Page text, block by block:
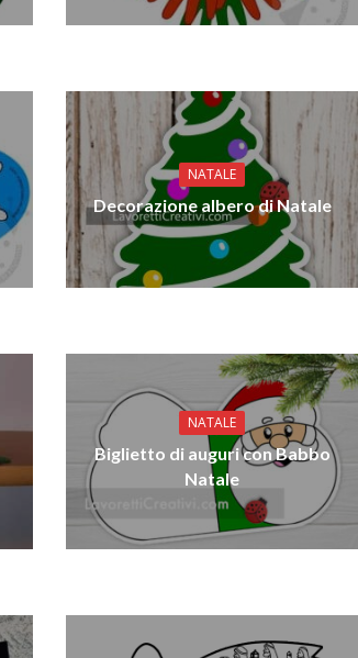
NATALE
Decorazione albero di Natale
NATALE
Biglietto di auguri con Babbo
Natale